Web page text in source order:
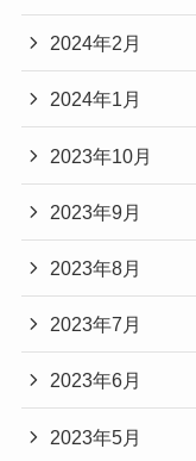
2024年2月
2024年1月
2023年10月
2023年9月
2023年8月
2023年7月
2023年6月
2023年5月